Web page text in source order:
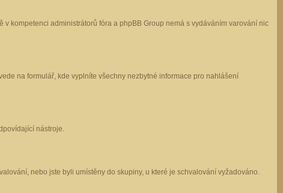
kompetenci administrátorů fóra a phpBB Group nemá s vydáváním varování nic
na formulář, kde vyplníte všechny nezbytné informace pro nahlášení
nástroje.
nebo jste byli umístěny do skupiny, u které je schvalování vyžadováno.